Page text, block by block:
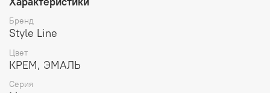
собраны с помощью евро-винтов, которые
обеспечивают дополнительную жесткость и
значительно увеличивают срок эксплуатации
(Германия)
Направляющие скрытого монтажа "Boyard"
Надежное крепление благодаря дюбель-стяжкам
Бренд
Style Line
Цвет
КРЕМ, ЭМАЛЬ
Серия